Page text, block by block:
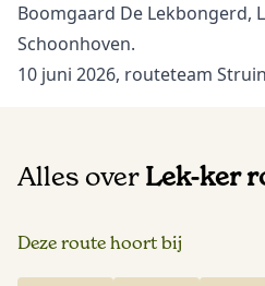
Boomgaard De Lekbongerd,
Schoonhoven.
10 juni 2026, routeteam
Alles over Lek-ker
Deze route hoort bij